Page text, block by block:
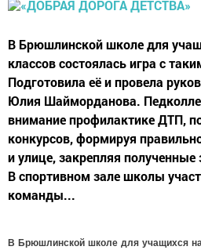
В Брюшлинской школе для
классов состоялась игра с
Подготовила её и провела
Юлия Шайморданова.
внимание профилактике ДТП,
конкурсов, формируя
и улице, закрепляя полученные
В спортивном зале школы
команды...
В Брюшлинской школе для учащихся